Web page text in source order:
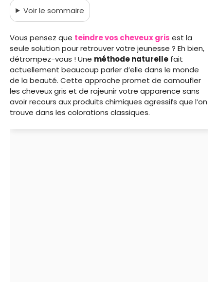
Voirle sommaire
Vous pensez que teindre vos cheveux gris est la
seule solution pour retrouver votre jeunesse ? Eh bien,
détrompez-vous ! Une méthode naturelle fait
actuellement beaucoup parler d’elle dans le monde
de la beauté. Cette approche promet de camoufler
les cheveux gris et de rajeunir votre apparence sans
avoir recours aux produits chimiques agressifs que l’on
trouve dans les colorations classiques.